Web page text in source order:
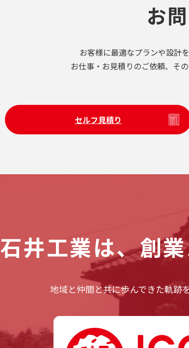
お
お客様に最適なプランや設計
お仕事・お見積りのご依頼、そ
セルフ見積り
石井工業は、創
地域と仲間と共に歩んできた軌跡